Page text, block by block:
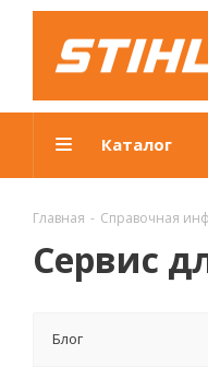
Каталог
Главная - Справочная
Сервис
Блог